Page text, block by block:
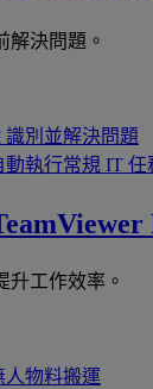
解決問題。
識別並解決問題
動執行常規 IT 任
升工作效率。
人物料搬運